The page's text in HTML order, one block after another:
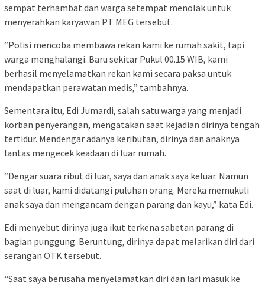
sempat terhambat dan warga setempat menolak untuk
menyerahkan karyawan PT MEG tersebut.
“Polisi mencoba membawa rekan kami ke rumah sakit, tapi
warga menghalangi. Baru sekitar Pukul 00.15 WIB, kami
berhasil menyelamatkan rekan kami secara paksa untuk
mendapatkan perawatan medis,” tambahnya.
Sementara itu, Edi Jumardi, salah satu warga yang menjadi
korban penyerangan, mengatakan saat kejadian dirinya tengah
tertidur. Mendengar adanya keributan, dirinya dan anaknya
lantas mengecek keadaan di luar rumah.
“Dengar suara ribut di luar, saya dan anak saya keluar. Namun
saat di luar, kami didatangi puluhan orang. Mereka memukuli
anak saya dan mengancam dengan parang dan kayu,” kata Edi.
Edi menyebut dirinya juga ikut terkena sabetan parang di
bagian punggung. Beruntung, dirinya dapat melarikan diri dari
serangan OTK tersebut.
“Saat saya berusaha menyelamatkan diri dan lari masuk ke